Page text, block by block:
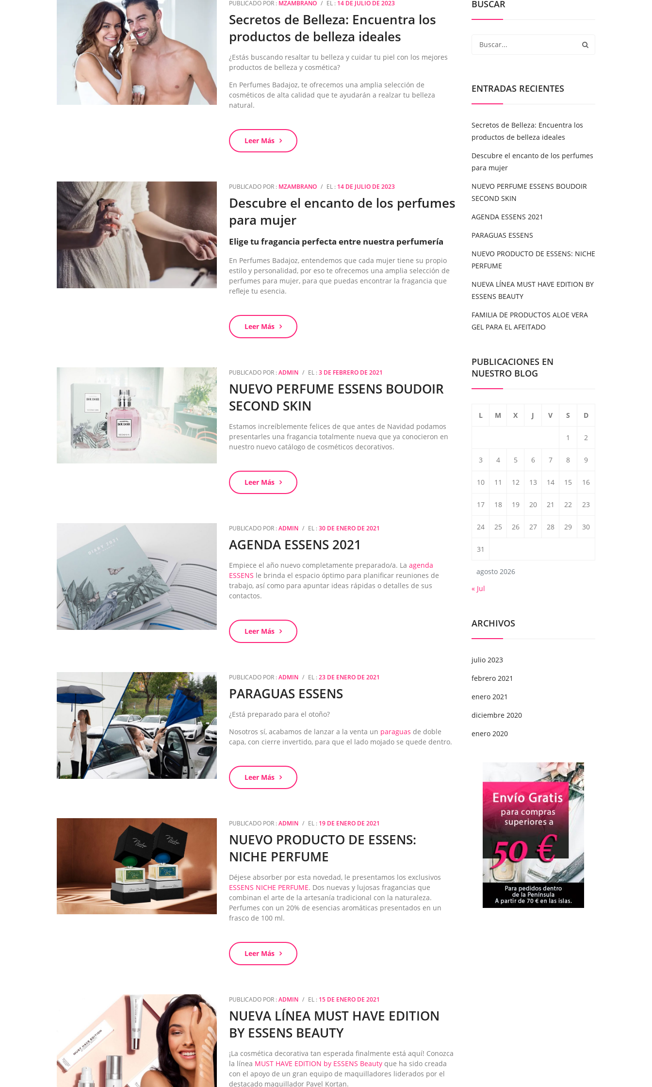
PUBLICADO POR : MZAMBRANO / EL : 14 DE JULIO DE 2023
Secretos de Belleza: Encuentra los
productos de belleza ideales
¿Estás buscando resaltar tu belleza y cuidar tu piel con los mejores
productos de belleza y cosmética?
En Perfumes Badajoz, te ofrecemos una amplia selección de
cosméticos de alta calidad que te ayudarán a realzar tu belleza
natural.
Leer Más
PUBLICADO POR : MZAMBRANO / EL : 14 DE JULIO DE 2023
Descubre el encanto de los perfumes
para mujer
Elige tu fragancia perfecta entre nuestra perfumería
En Perfumes Badajoz, entendemos que cada mujer tiene su propio
estilo y personalidad, por eso te ofrecemos una amplia selección de
perfumes para mujer, para que puedas encontrar la fragancia que
refleje tu esencia.
Leer Más
PUBLICADO POR :ADMIN / EL :3 DE FEBRERO DE 2021
NUEVO PERFUME ESSENS BOUDOIR
SECOND SKIN
Estamos increíblemente felices de que antes de Navidad podamos
presentarles una fragancia totalmente nueva que ya conocieron en
nuestro nuevo catálogo de cosméticos decorativos.
Leer Más
PUBLICADO POR :ADMIN / EL :30 DE ENERO DE 2021
AGENDA ESSENS 2021
Empiece el año nuevo completamente preparado/a. La agenda
ESSENS le brinda el espacio óptimo para planificar reuniones de
trabajo, así como para apuntar ideas rápidas o detalles de sus
contactos.
Leer Más
PUBLICADO POR :ADMIN / EL :23 DE ENERO DE 2021
PARAGUAS ESSENS
¿Está preparado para el otoño?
Nosotros sí, acabamos de lanzar a la venta un paraguas de doble
capa, con cierre invertido, para que el lado mojado se quede dentro.
Leer Más
PUBLICADO POR :ADMIN / EL : 19 DE ENERO DE 2021
NUEVO PRODUCTO DE ESSENS:
NICHE PERFUME
Déjese absorber por esta novedad, le presentamos los exclusivos
ESSENS NICHE PERFUME. Dos nuevas y lujosas fragancias que
combinan el arte de la artesanía tradicional con la naturaleza.
Perfumes con un 20% de esencias aromáticas presentados en un
frasco de 100 ml.
Leer Más
PUBLICADO POR :ADMIN / EL : 15 DE ENERO DE 2021
NUEVA LÍNEA MUST HAVE EDITION
BY ESSENS BEAUTY
¡La cosmética decorativa tan esperada finalmente está aquí! Conozca
la línea MUST HAVE EDITION by ESSENS Beauty que ha sido creada
con el apoyo de un gran equipo de maquilladores liderados por el
destacado maquillador Pavel Kortan.
BUSCAR
ENTRADAS RECIENTES
Secretos de Belleza: Encuentra los
productos de belleza ideales
Descubre el encanto de los perfumes
para mujer
NUEVO PERFUME ESSENS BOUDOIR
SECOND SKIN
AGENDA ESSENS 2021
PARAGUAS ESSENS
NUEVO PRODUCTO DE ESSENS: NICHE
PERFUME
NUEVA LÍNEA MUST HAVE EDITION BY
ESSENS BEAUTY
FAMILIA DE PRODUCTOS ALOE VERA
GEL PARA EL AFEITADO
PUBLICACIONES EN
NUESTRO BLOG
agosto 2026
L M X J V S D
1 2
3 4 5 6 7 8 9
10 11 12 13 14 15 16
17 18 19 20 21 22 23
24 25 26 27 28 29 30
31
« Jul
ARCHIVOS
julio 2023
febrero 2021
enero 2021
diciembre 2020
enero 2020